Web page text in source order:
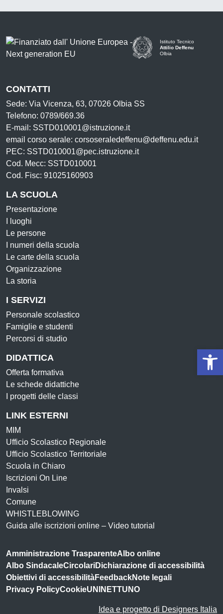
Istituto Tecnico
Attilio Deffenu
Olbia
CONTATTI
Sede: Via Vicenza, 63, 07026 Olbia SS
Telefono: 0789/669.36
E-mail: SSTD010001@istruzione.it
email corso serale: corsoseraledeffenu@deffenu.edu.it
PEC: SSTD010001@pec.istruzione.it
Cod. Mecc: SSTD010001
Cod. Fisc: 91025160903
LA SCUOLA
Presentazione
I luoghi
Le persone
I numeri della scuola
Le carte della scuola
Organizzazione
La storia
I SERVIZI
Personale scolastico
Famiglie e studenti
Percorsi di studio
DIDATTICA
Offerta formativa
Le schede didattiche
I progetti delle classi
LINK ESTERNI
MIM
Ufficio Scolastico Regionale
Ufficio Scolastico Territoriale
Scuola in Chiaro
Iscrizioni On Line
Invalsi
Comune
WHISTLEBLOWING
Guida alle iscrizioni online – Video tutorial
Amministrazione TrasparenteAlbo online
Albo SindacaleCircolariDichiarazione di accessibilità
Obiettivi di accessibilitàFeedbackNote legali
Privacy PolicyCookieUNINETTUNO
Idea e progetto di Designers Italia